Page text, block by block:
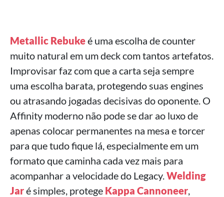
Metallic Rebukeé uma escolha de counter
muito natural em um deck com tantos artefatos.
Improvisar faz com que a carta seja sempre
uma escolha barata, protegendo suas engines
ou atrasando jogadas decisivas do oponente. O
Affinity moderno não pode se dar ao luxo de
apenas colocar permanentes na mesa e torcer
para que tudo fique lá, especialmente em um
formato que caminha cada vez mais para
acompanhar a velocidade do Legacy.Welding
Jaré simples, protege Kappa Cannoneer,